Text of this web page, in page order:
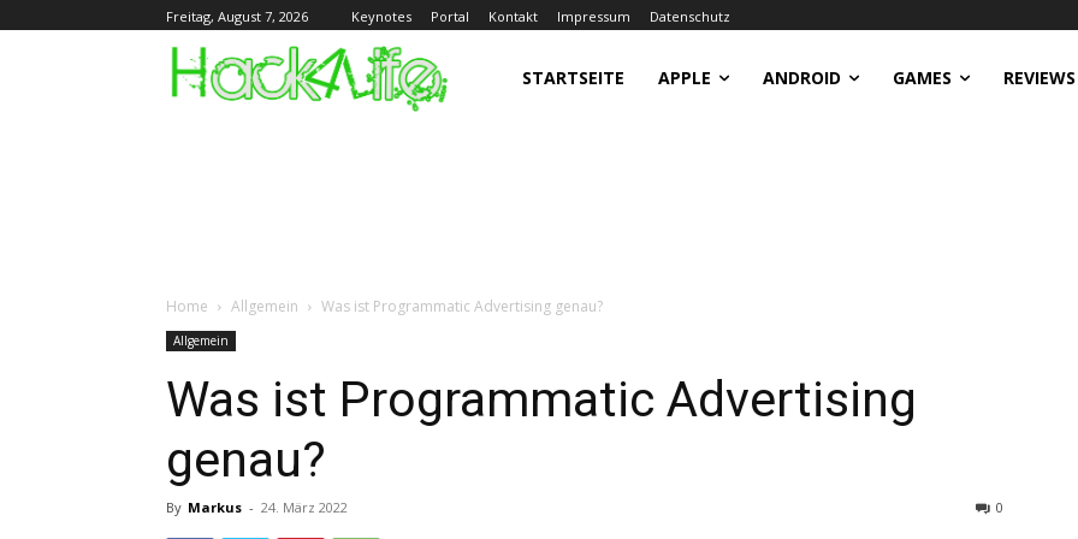
Freitag, August 7, 2026 Keynotes Portal Kontakt Impressum Datenschutz
STARTSEITE APPLE ANDROID GAMES REVIEWS
Home Allgemein Was ist Programmatic Advertising genau?
Allgemein
Was ist Programmatic Advertising
genau?
By Markus - 24. März 2022 0